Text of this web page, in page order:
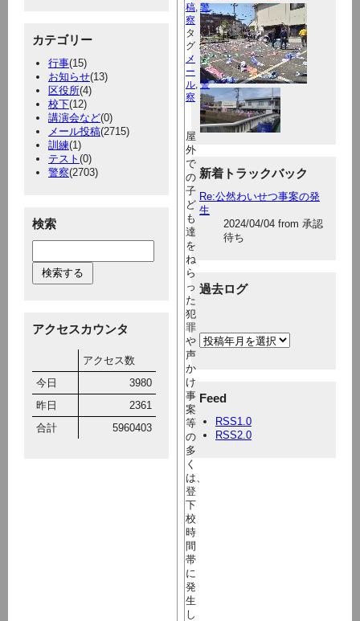
カテゴリー
行事(15)
お知らせ(13)
区役所(4)
校下(12)
講演会など(0)
メール投稿(2715)
訓練(1)
テスト (0)
警察(2703)
検索
アクセスカウンタ
アクセス数
今日
3980
昨日
2361
合計
5960403
新着トラックバック
Re:公然わいせつ事案の発
生
2024/04/04 from 承認
待ち
過去ログ
Feed
RSS1.0
RSS2.0
稿 警
察
タ
グ：
メ
ー
ル 警
察
屋
外
で
の
子
ど
も
達
を
ね
ら
っ
た
犯
罪
や
声
か
け
事
案
等
の
多
く
は、
登
下
校
時
間
帯
に
発
生
し